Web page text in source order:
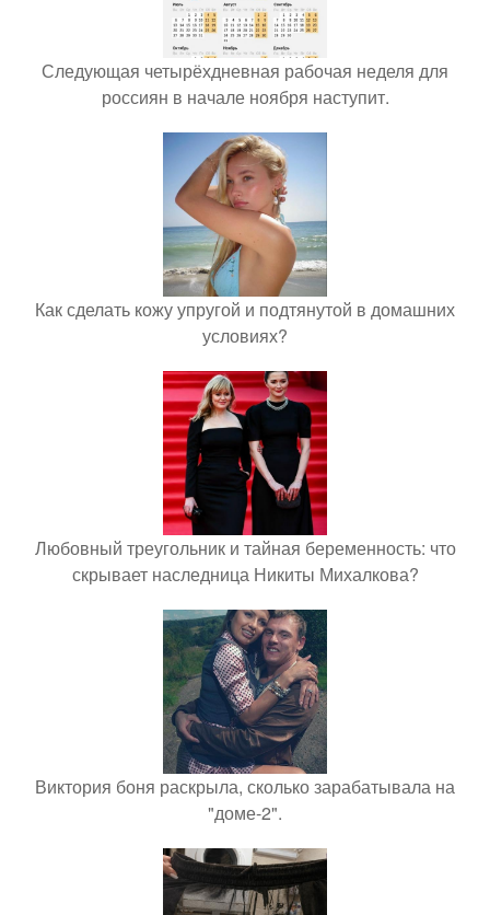
Следующая четырёхдневная рабочая неделя для
россиян в начале ноября наступит.
Как сделать кожу упругой и подтянутой в домашних
условиях?
Любовный треугольник и тайная беременность: что
скрывает наследница Никиты Михалкова?
Виктория боня раскрыла, сколько зарабатывала на
"доме-2".